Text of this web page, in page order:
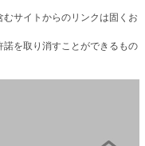
サイトからのリンクは固くお
諾を取り消すことができるもの